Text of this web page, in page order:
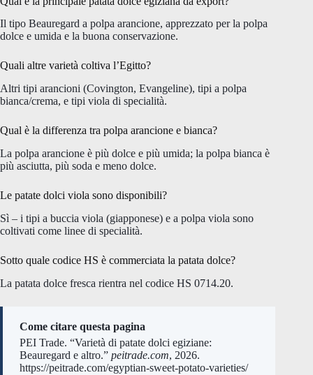
Il tipo Beauregard a polpa arancione, apprezzato per la polpa
dolce e umida e la buona conservazione.
Quali altre varietà coltiva l’Egitto?
Altri tipi arancioni (Covington, Evangeline), tipi a polpa
bianca/crema, e tipi viola di specialità.
Qual è la differenza tra polpa arancione e bianca?
La polpa arancione è più dolce e più umida; la polpa bianca è
più asciutta, più soda e meno dolce.
Le patate dolci viola sono disponibili?
Sì – i tipi a buccia viola (giapponese) e a polpa viola sono
coltivati come linee di specialità.
Sotto quale codice HS è commerciata la patata dolce?
La patata dolce fresca rientra nel codice HS 0714.20.
Come citare questa pagina
PEI Trade. “Varietà di patate dolci egiziane:
Beauregard e altro.” peitrade.com, 2026.
https://peitrade.com/egyptian-sweet-potato-varieties/